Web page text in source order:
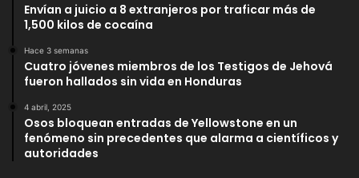
Envían a juicio a 8 extranjeros por traficar más de
1,500 kilos de cocaína
Hace 3 semanas
Cuatro jóvenes miembros de los Testigos de Jehová
fueron hallados sin vida en Honduras
4 abril, 2025
Osos bloquean entradas de Yellowstone en un
fenómeno sin precedentes que alarma a científicos y
autoridades